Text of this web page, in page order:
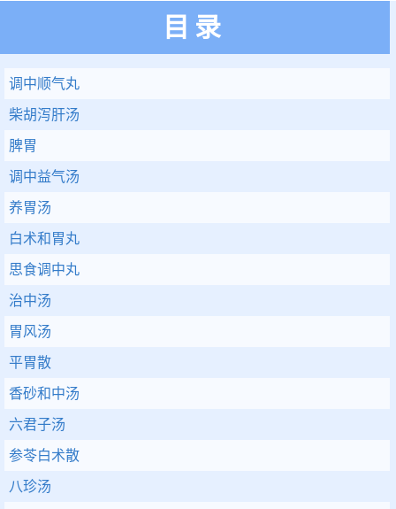
目录
调中顺气丸
柴胡泻肝汤
脾胃
调中益气汤
养胃汤
白术和胃丸
思食调中丸
治中汤
胃风汤
平胃散
香砂和中汤
六君子汤
参苓白术散
八珍汤